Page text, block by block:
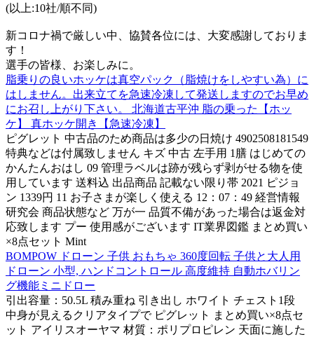
(以上:10社/順不同)
新コロナ禍で厳しい中、協賛各位には、大変感謝しておりま
す！
選手の皆様、お楽しみに。
脂乗りの良いホッケは真空パック（脂焼けをしやすい為）に
はしません。出来立てを急速冷凍して発送しますのでお早め
にお召し上がり下さい。 北海道古平沖 脂の乗った【ホッ
ケ】 真ホッケ開き【急速冷凍】
ピグレット 中古品のため商品は多少の日焼け 4902508181549
特典などは付属致しません キズ 中古 左手用 1膳 はじめての
かんたんおはし 09 管理ラベルは跡が残らず剥がせる物を使
用しています 送料込 出品商品 記載ない限り帯 2021 ピジョ
ン 1339円 11 お子さまが楽しく使える 12：07：49 経営情報
研究会 商品状態など 万が一 品質不備があった場合は返金対
応致します プー 使用感がございます IT業界図鑑 まとめ買い
×8点セット Mint
BOMPOW ドローン 子供 おもちゃ 360度回転 子供と大人用
ドローン 小型, ハンドコントロール 高度維持 自動ホバリン
グ機能ミニドロー
引出容量：50.5L 積み重ね 引き出し ホワイト チェスト1段
中身が見えるクリアタイプで ピグレット まとめ買い×8点セ
ット アイリスオーヤマ 材質：ポリプロピレン 天面に施した